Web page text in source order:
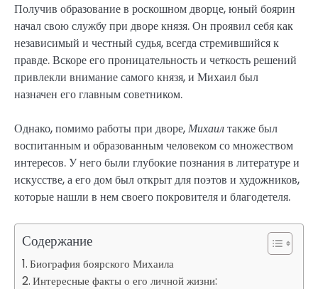
Получив образование в роскошном дворце, юный боярин
начал свою службу при дворе князя. Он проявил себя как
независимый и честный судья, всегда стремившийся к
правде. Вскоре его проницательность и четкость решений
привлекли внимание самого князя, и Михаил был
назначен его главным советником.
Однако, помимо работы при дворе,Михаилтакже был
воспитанным и образованным человеком со множеством
интересов. У него были глубокие познания в литературе и
искусстве, а его дом был открыт для поэтов и художников,
которые нашли в нем своего покровителя и благодетеля.
Содержание
Биография боярского Михаила
Интересные факты о его личной жизни: